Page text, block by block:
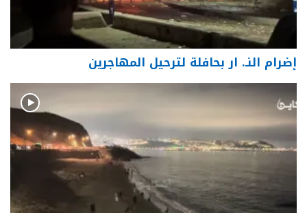
إضرام النـ. ار بحافلة لترحيل المهاجرين